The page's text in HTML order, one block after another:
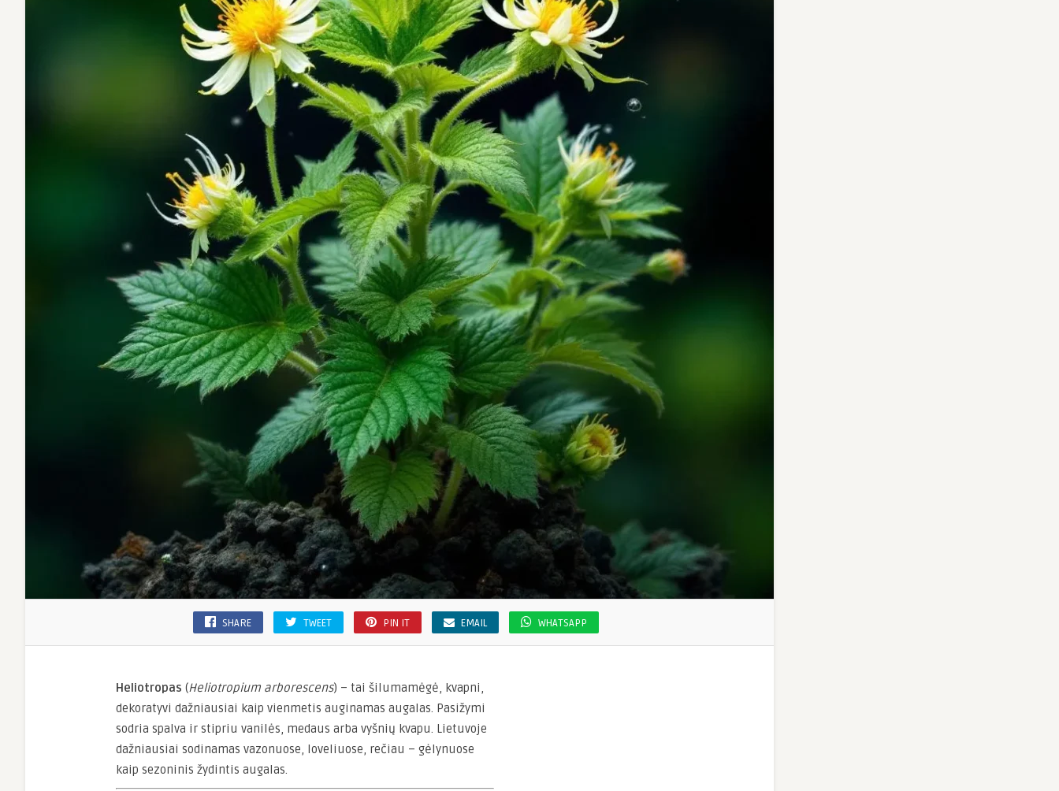
SHARE TWEET PIN IT EMAIL WHATSAPP
Heliotropas (Heliotropium arborescens) – tai šilumamėgė, kvapni,
dekoratyvi dažniausiai kaip vienmetis auginamas augalas. Pasižymi
sodria spalva ir stipriu vanilės, medaus arba vyšnių kvapu. Lietuvoje
dažniausiai sodinamas vazonuose, loveliuose, rečiau – gėlynuose
kaip sezoninis žydintis augalas.